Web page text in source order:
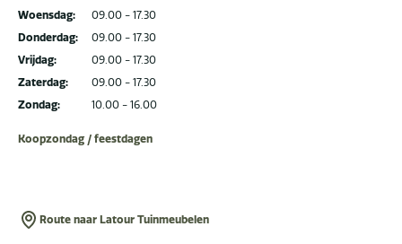
Woensdag:
Donderdag:
Vrijdag:
Zaterdag:
Zondag:
09.00 - 17.30
09.00 - 17.30
09.00 - 17.30
09.00 - 17.30
10.00 - 16.00
Koopzondag / feestdagen
Route naar Latour Tuinmeubelen